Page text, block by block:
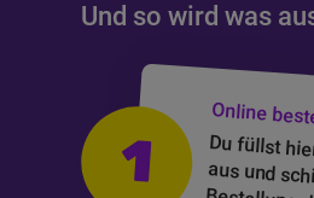
Und so wird was
1
Online
Du füllst
aus und